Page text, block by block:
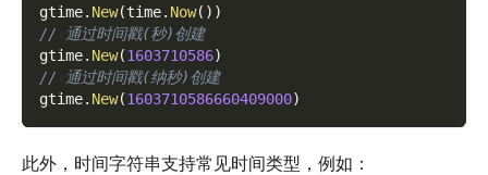
gtime. New(time. Now( ) )
// 通过时间戳(秒)创建
gtime. New(1603710586)
// 通过时间戳(纳秒)创建
gtime. New(1603710586660409000)
此外，时间字符串支持常见时间类型，例如：